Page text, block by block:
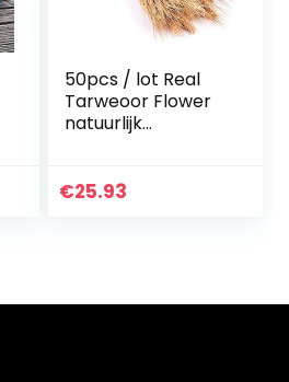
50pcs / lot Real
Tarweoor Flower
natuurlijk
het huwelijk for
€25.93